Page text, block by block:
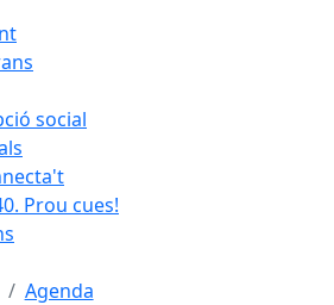
social
Prou cues!
Agenda